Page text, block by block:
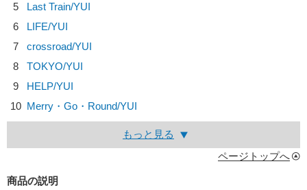
5
Last Train/YUI
6
LIFE/YUI
7
crossroad/YUI
8
TOKYO/YUI
9
HELP/YUI
10 Merry・Go・Round/YUI
もっと見る
ページトップへ
商品の説明